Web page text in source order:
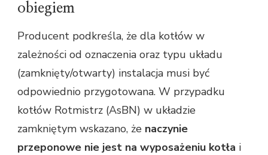
obiegiem
Producent podkreśla, że dla kotłów w
zależności od oznaczenia oraz typu układu
(zamknięty/otwarty) instalacja musi być
odpowiednio przygotowana. W przypadku
kotłów Rotmistrz (AsBN) w układzie
zamkniętym wskazano, że naczynie
przeponowe nie jest na wyposażeniu kotła i